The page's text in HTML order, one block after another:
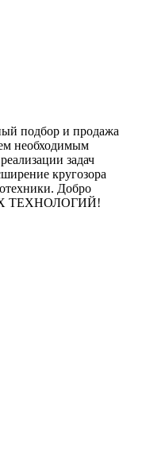
подбор и продажа
необходимым
задач
кругозора
Добро
ТЕХНОЛОГИЙ!